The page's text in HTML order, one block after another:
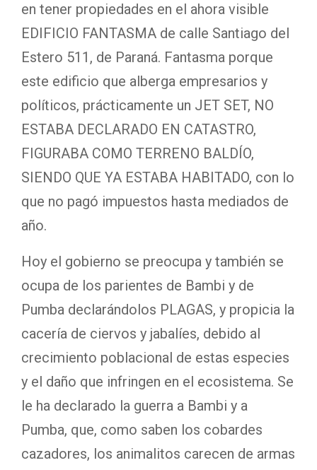
en tener propiedades en el ahora visible
EDIFICIO FANTASMA de calle Santiago del
Estero 511, de Paraná. Fantasma porque
este edificio que alberga empresarios y
políticos, prácticamente un JET SET, NO
ESTABA DECLARADO EN CATASTRO,
FIGURABA COMO TERRENO BALDÍO,
SIENDO QUE YA ESTABA HABITADO, con lo
que no pagó impuestos hasta mediados de
año.
Hoy el gobierno se preocupa y también se
ocupa de los parientes de Bambi y de
Pumba declarándolos PLAGAS, y propicia la
cacería de ciervos y jabalíes, debido al
crecimiento poblacional de estas especies
y el daño que infringen en el ecosistema. Se
le ha declarado la guerra a Bambi y a
Pumba, que, como saben los cobardes
cazadores, los animalitos carecen de armas